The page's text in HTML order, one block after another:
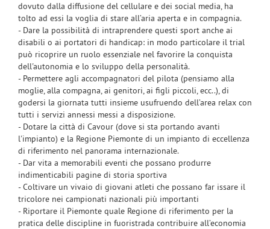
dovuto dalla diffusione del cellulare e dei social media, ha
tolto ad essi la voglia di stare all’aria aperta e in compagnia.
- Dare la possibilità di intraprendere questi sport anche ai
disabili o ai portatori di handicap: in modo particolare il trial
può ricoprire un ruolo essenziale nel favorire la conquista
dell'autonomia e lo sviluppo della personalità.
- Permettere agli accompagnatori del pilota (pensiamo alla
moglie, alla compagna, ai genitori, ai figli piccoli, ecc..), di
godersi la giornata tutti insieme usufruendo dell’area relax con
tutti i servizi annessi messi a disposizione.
- Dotare la città di Cavour (dove si sta portando avanti
l'impianto) e la Regione Piemonte di un impianto di eccellenza
di riferimento nel panorama internazionale.
- Dar vita a memorabili eventi che possano produrre
indimenticabili pagine di storia sportiva
- Coltivare un vivaio di giovani atleti che possano far issare il
tricolore nei campionati nazionali più importanti
- Riportare il Piemonte quale Regione di riferimento per la
pratica delle discipline in fuoristrada contribuire all’economia